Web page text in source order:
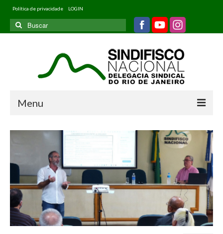
Política de privacidade LOGIN
Buscar
por:
Menu
Home
Quem somos
Filiados
Informativos
Jurídico